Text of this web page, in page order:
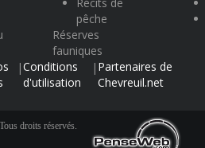
pêche
Réserves
fauniques
|Conditions
d'utilisation
| Partenaires de
Chevreuil.net
droits réservés.